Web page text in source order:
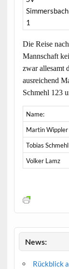
Simmersbach
1
Die Reise
Mannschaft
zwar allesamt
ausreichend
Schmehl 123
Name:
Martin Wippler
Tobias Schmehl
Volker Lamz
News:
Rückblick